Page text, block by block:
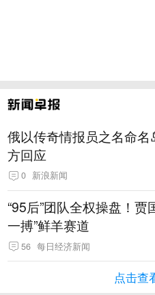
俄以传奇情报员之名命名
方回应
0 新浪新闻
“95后”团队全权操盘！贾
一搏”鲜羊赛道
56 每日经济新闻
点击查